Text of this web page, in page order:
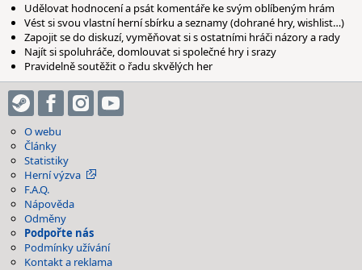
Udělovat hodnocení a psát komentáře ke svým oblíbeným hrám
Vést si svou vlastní herní sbírku a seznamy (dohrané hry, wishlist…)
Zapojit se do diskuzí, vyměňovat si s ostatními hráči názory a rady
Najít si spoluhráče, domlouvat si společné hry i srazy
Pravidelně soutěžit o řadu skvělých her
O webu
Články
Statistiky
Herní výzva
F.A.Q.
Nápověda
Odměny
Podpořte nás
Podmínky užívání
Kontakt a reklama